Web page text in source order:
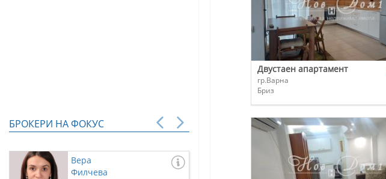
БРОКЕРИ НА ФОКУС
Вера
Филчева
Двустаен апартамент
гр.Варна
Бриз